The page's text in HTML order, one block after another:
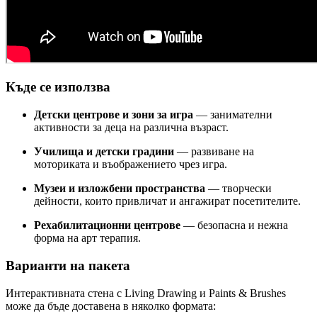
Къде се използва
Детски центрове и зони за игра — занимателни
активности за деца на различна възраст.
Училища и детски градини — развиване на
моториката и въображението чрез игра.
Музеи и изложбени пространства — творчески
дейности, които привличат и ангажират посетителите.
Рехабилитационни центрове — безопасна и нежна
форма на арт терапия.
Варианти на пакета
Интерактивната стена с Living Drawing и Paints & Brushes
може да бъде доставена в няколко формата: